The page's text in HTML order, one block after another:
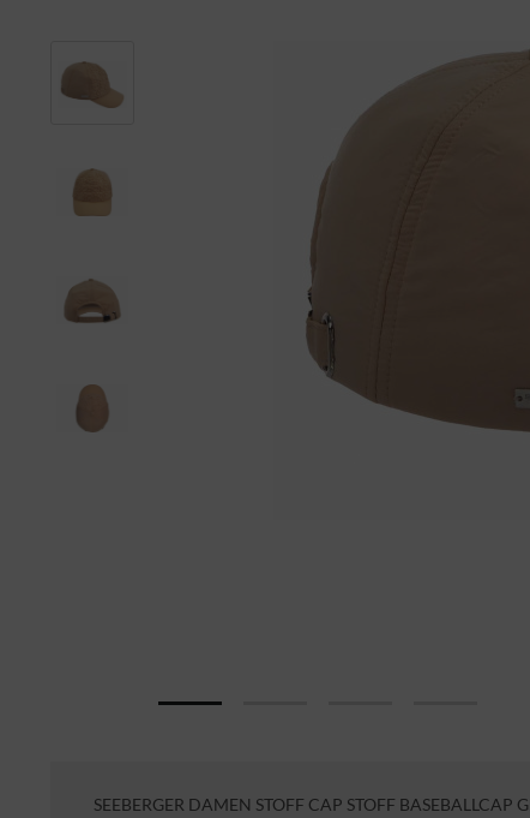
SEEBERGER DAMEN STOFF CAP STOFF BASEBALLCAP